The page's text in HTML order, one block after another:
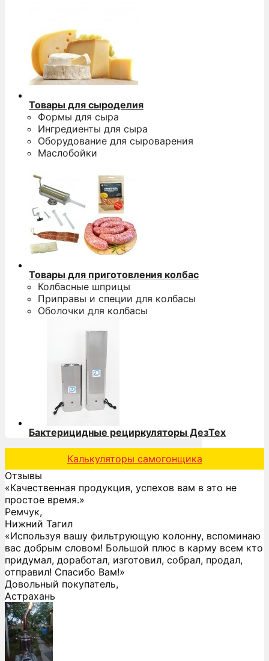
Товары для сыроделия
Формы для сыра
Ингредиенты для сыра
Оборудование для сыроварения
Маслобойки
Товары для приготовления колбас
Колбасные шприцы
Приправы и специи для колбасы
Оболочки для колбасы
Бактерицидные рециркуляторы ДезТех
Калькуляторы самогонщика
Отзывы
«Качественная продукция, успехов вам в это не
простое время.»
Ремчук,
Нижний Тагил
«Используя вашу фильтрующую колонну, вспоминаю
вас добрым словом! Большой плюс в карму всем кто
придумал, доработал, изготовил, собрал, продал,
отправил! Спасибо Вам!»
Довольный покупатель,
Астрахань